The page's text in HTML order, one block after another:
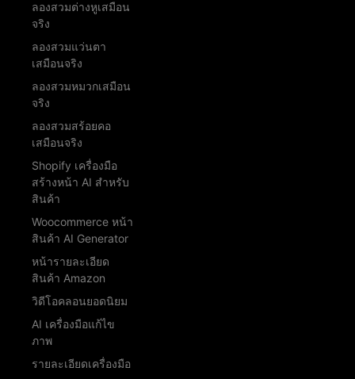
ลองสวมต่างหูเสมือน
จริง
ลองสวมแว่นตา
เสมือนจริง
ลองสวมหมวกเสมือน
จริง
ลองสวมสร้อยคอ
เสมือนจริง
Shopify เครื่องมือ
สร้างหน้า AI สำหรับ
สินค้า
Woocommerce หน้า
สินค้า AI Generator
หน้ารายละเอียด
สินค้า Amazon
วิดีโอคลอนยอดนิยม
AI เครื่องมือแก้ไข
ภาพ
รายละเอียดเครื่องมือ